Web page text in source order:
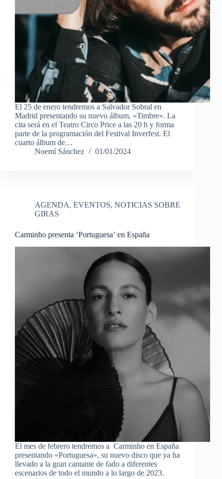
El 25 de enero tendremos a Salvador Sobral en
Madrid presentando su nuevo álbum, «Timbre». La
cita será en el Teatro Circo Price a las 20 h y forma
parte de la programación del Festival Inverfest. El
cuarto álbum de…
Noemí Sánchez
01/01/2024
AGENDA, EVENTOS, NOTICIAS SOBRE
GIRAS
Carminho presenta ‘Portuguesa’ en España
El mes de febrero tendremos a Carminho en España
presentando «Portuguesa», su nuevo disco que ya ha
llevado a la gran cantante de fado a diferentes
escenarios de todo el mundo a lo largo de 2023.